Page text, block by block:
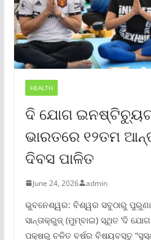
HEALTH
ଦି ଯୋଗ
ଭାରତରେ ୧୨ତମ
ଦିବସ ପାଳିତ
June 24, 2026 admin
ଭୁବନେଶ୍ୱର: ବିଶ୍ୱର ସବୁଠାରୁ
ସାନ୍ତାକ୍ରୁଜ୍ (ମୁମ୍ବାଇ) ସ୍ଥିତ ‘ଦି
ପକ୍ଷରୁ ଚଳିତ ବର୍ଷର ବିଷୟବସ୍ତୁ